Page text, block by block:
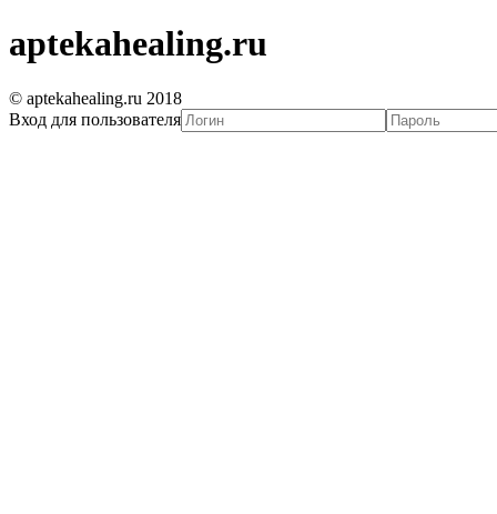
aptekahealing.ru
© aptekahealing.ru 2018
Вход для пользователя